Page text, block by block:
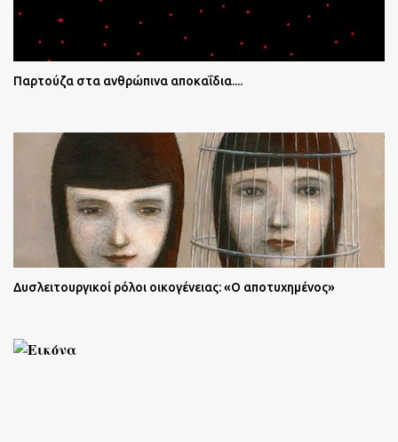
Παρτούζα στα ανθρώπινα αποκαΐδια....
Δυσλειτουργικοί ρόλοι οικογένειας: «Ο αποτυχημένος»